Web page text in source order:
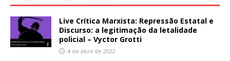
Live Crítica Marxista: Repressão Estatal e
Discurso: a legitimação da letalidade
policial – Vyctor Grotti
4 de abril de 2022